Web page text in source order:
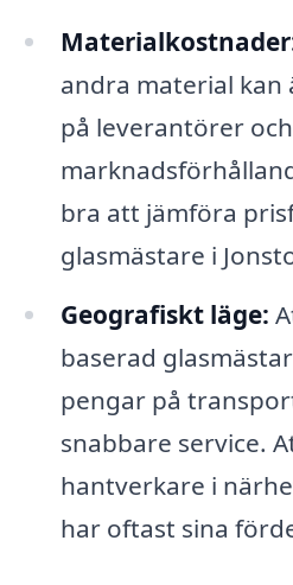
andra material kan
på leverantörer och
bra att jämföra
glasmästare i
Geografiskt läge:
baserad
pengar på
snabbare service.
hantverkare i
har oftast sina